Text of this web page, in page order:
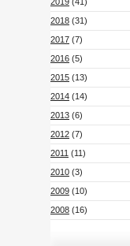
2019 (41)
2018 (31)
2017 (7)
2016 (5)
2015 (13)
2014 (14)
2013 (6)
2012 (7)
2011 (11)
2010 (3)
2009 (10)
2008 (16)